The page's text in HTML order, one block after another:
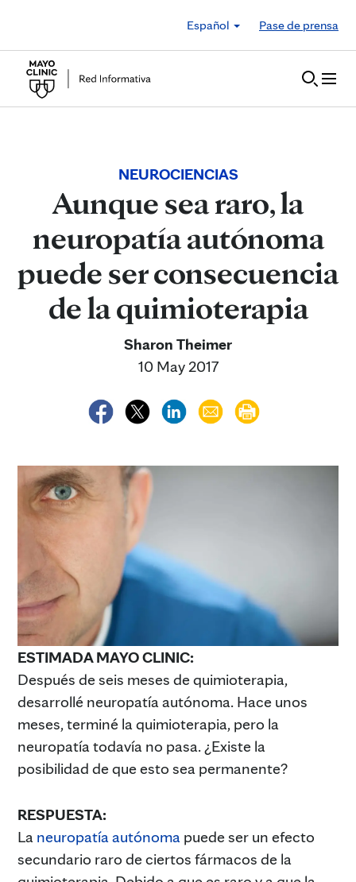
Español
Pase de prensa
NEUROCIENCIAS
Aunque sea raro, la
neuropatía autónoma
puede ser consecuencia
de la quimioterapia
Sharon Theimer
10 May 2017
ESTIMADA MAYO CLINIC:
Después de seis meses de quimioterapia,
desarrollé neuropatía autónoma. Hace unos
meses, terminé la quimioterapia, pero la
neuropatía todavía no pasa. ¿Existe la
posibilidad de que esto sea permanente?
RESPUESTA:
La neuropatía autónoma puede ser un efecto
secundario raro de ciertos fármacos de la